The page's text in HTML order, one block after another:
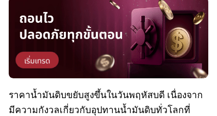
ราคาน้ำมันดิบขยับสูงขึ้นในวันพฤหัสบดี เนื่องจาก
มีความกังวลเกี่ยวกับอุปทานน้ำมันดิบทั่วโลกที่